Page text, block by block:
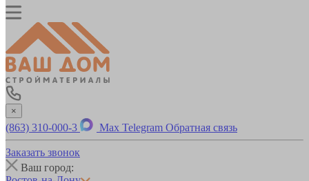
×
(863) 310-000-3 Max Telegram Обратная связь
Заказать звонок
Ваш город: